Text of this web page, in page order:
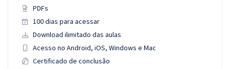
PDFs
100 dias para acessar
Download ilimitado das aulas
Acesso no Android, iOS, Windows e Mac
Certificado de conclusão